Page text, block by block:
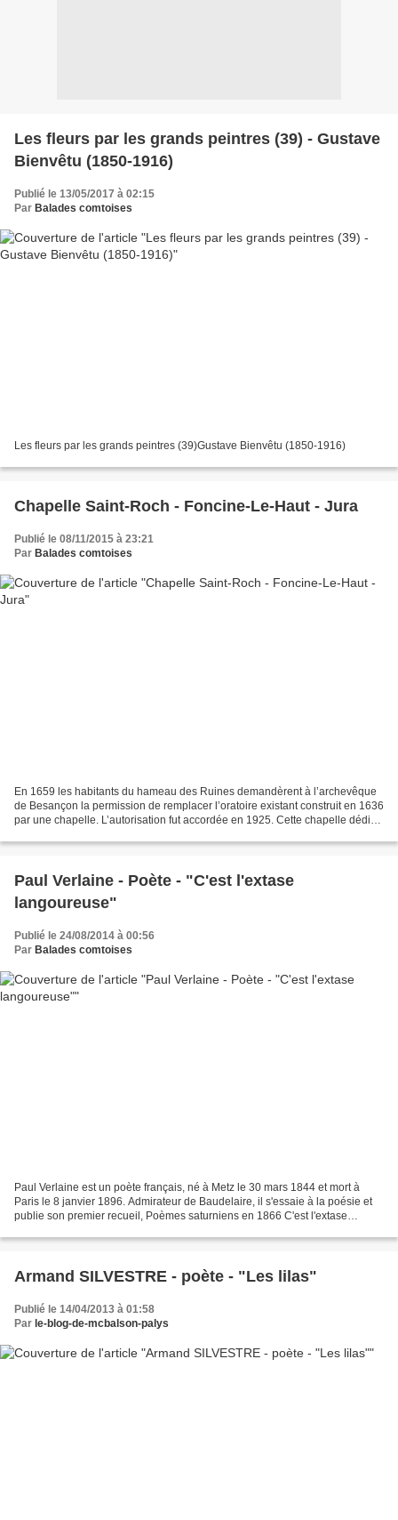
Les fleurs par les grands peintres (39) - Gustave
Bienvêtu (1850-1916)
Publié le 13/05/2017 à 02:15
Par Balades comtoises
Les fleurs par les grands peintres (39)Gustave Bienvêtu (1850-1916)
Chapelle Saint-Roch - Foncine-Le-Haut - Jura
Publié le 08/11/2015 à 23:21
Par Balades comtoises
En 1659 les habitants du hameau des Ruines demandèrent à l’archevêque
de Besançon la permission de remplacer l’oratoire existant construit en 1636
par une chapelle. L’autorisation fut accordée en 1925. Cette chapelle dédiée
Paul Verlaine - Poète - "C'est l'extase
langoureuse"
Publié le 24/08/2014 à 00:56
Par Balades comtoises
Paul Verlaine est un poète français, né à Metz le 30 mars 1844 et mort à
Paris le 8 janvier 1896. Admirateur de Baudelaire, il s'essaie à la poésie et
publie son premier recueil, Poèmes saturniens en 1866 C'est l'extase
Armand SILVESTRE - poète - "Les lilas"
Publié le 14/04/2013 à 01:58
Par le-blog-de-mcbalson-palys